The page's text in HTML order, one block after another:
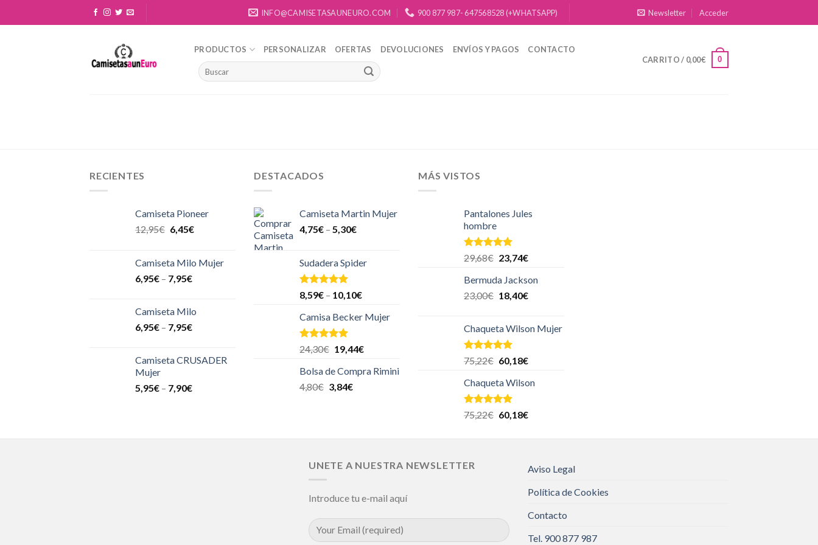
to
INFO@CAMISETASAUNEURO.COM 900 877 987- 647568528 (+WHATSAPP) Newsletter Acceder
PRODUCTOS PERSONALIZAR OFERTAS DEVOLUCIONES ENVÍOS Y PAGOS
CONTACTO
CARRITO / 0,00€ 0
RECIENTES
Camiseta Pioneer
12,95€ 6,45€
Camiseta Milo Mujer
6,95€ – 7,95€
Camiseta Milo
6,95€ – 7,95€
Camiseta CRUSADER
Mujer
5,95€ – 7,90€
DESTACADOS
Camiseta Martin Mujer
4,75€ – 5,30€
Sudadera Spider
Valorado en
5.00
8,59€ – 10,10€
Camisa Becker Mujer
Valorado en
5.00
24,30€ 19,44€
Bolsa de Compra Rimini
4,80€ 3,84€
MÁS VISTOS
Pantalones Jules
hombre
Valorado en
5.00
29,68€ 23,74€
Bermuda Jackson
23,00€ 18,40€
Chaqueta Wilson Mujer
Valorado en
5.00
75,22€ 60,18€
Chaqueta Wilson
Valorado en
5.00
75,22€ 60,18€
UNETE A NUESTRA NEWSLETTER
Introduce tu e-mail aquí
Aviso Legal
Política de Cookies
Contacto
Tel. 900 877 987